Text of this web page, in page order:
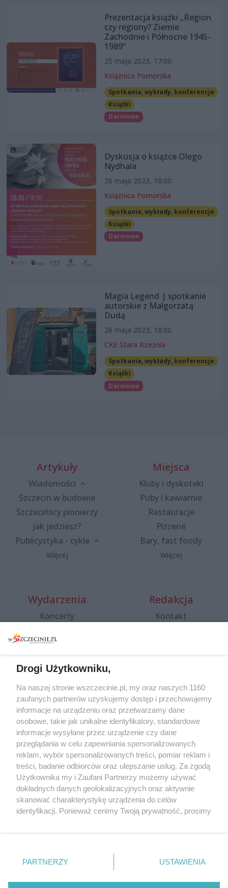
Prezentacja książki „Region
czy regiony? Ziemie
Zachodnie i Północne 1945-
1989”
25 maja 2023, 17:00
Książnica Pomorska
Spotkania, wykłady, konferencje
Książki
Darmowe
Dyskusja o książce Olego
Nydhala
26 maja 2023, 18:00
Książnica Pomorska
Spotkania, wykłady, konferencje
Książki
Darmowe
Magia Legend | spotkanie
autorskie z Małgorzatą
Dudą
26 maja 2023, 18:00
CKE Stara Rzeźnia
Spotkania, wykłady, konferencje
Książki
Darmowe
Artykuły
Wiadomości
Szczecin w budowie
Szczecińscy pionierzy
Jak jedziesz?
Publicystyka - cykle
Więcej
Miejsca
Kluby i dyskoteki
Puby i kawiarnie
Restauracje
Pizzerie
Bary, fast foody
Więcej
Wydarzenia
Koncerty
Spacery i oprowadzania
targi
Wernisaże
Więcej
Redakcja
Kontakt
Specjalny koncert z okazji
20. urodzin portalu
wSzczecinie.pl
Regulamin konkursów
śniadaniówka "Hej
Szczecin! Jest piątek!"
Partnerzy
Praca Szczecin
© 2026 wSzczecinie.pl
Drogi Użytkowniku,
Na naszej stronie wszczecinie.pl, my oraz naszych 1160
zaufanych partnerów uzyskujemy dostęp i przechowujemy
informacje na urządzeniu oraz przetwarzamy dane
osobowe, takie jak unikalne identyfikatory, standardowe
informacje wysyłane przez urządzenie czy dane
przeglądania w celu zapewniania spersonalizowanych
reklam, wybór spersonalizowanych treści, pomiar reklam i
treści, badanie odbiorców oraz ulepszanie usług. Za zgodą
Użytkownika my i Zaufani Partnerzy możemy używać
dokładnych danych geolokalizacyjnych oraz aktywnie
skanować charakterystykę urządzenia do celów
identyfikacji. Ponieważ cenimy Twoją prywatność, prosimy
prywatności znajdujący się w lewym dolnym rogu strony
. Niektóre rodzaje przetwarzania danych nie wymagają
PARTNERZY USTAWIENIA